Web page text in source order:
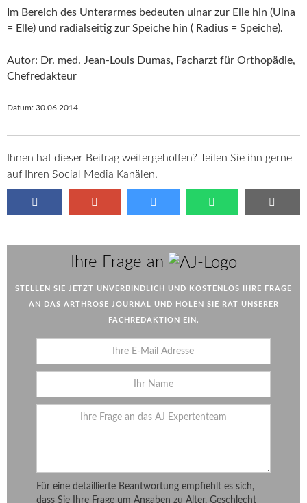
Im Bereich des Unterarmes bedeuten ulnar zur Elle hin (Ulna
= Elle) und radialseitig zur Speiche hin ( Radius = Speiche).
Autor: Dr. med. Jean-Louis Dumas, Facharzt für Orthopädie,
Chefredakteur
Datum: 30.06.2014
Ihnen hat dieser Beitrag weitergeholfen? Teilen Sie ihn gerne
auf Ihren Social Media Kanälen.
Ihre Frage an AJ
STELLEN SIE JETZT UNVERBINDLICH UND KOSTENLOS IHRE FRAGE
AN DAS ARTHROSE JOURNAL UND HOLEN SIE RAT UNSERER
FACHREDAKTION EIN.
Für eine detaillierte Beantwortung empfiehlt es sich,
dass Sie Ihre Frage um Angaben zu Alter, Geschlecht